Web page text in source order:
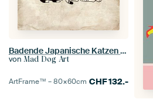
Badende Japanische Katzen Antik
von Mad Dog Art
ArtFrame™ –80×60cm CHF132.-